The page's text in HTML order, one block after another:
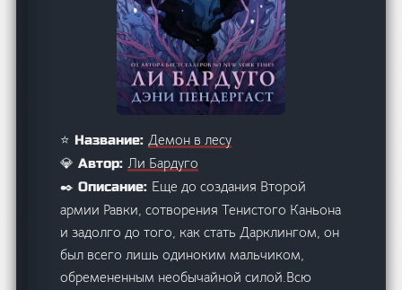
⭐ Название:Демон в лесу
💎 Автор:Ли Бардуго
✒️ Описание: Еще до создания Второй
армии Равки, сотворения Тенистого Каньона
и задолго до того, как стать Дарклингом, он
был всего лишь одиноким мальчиком,
обремененным необычайной силой.Всю